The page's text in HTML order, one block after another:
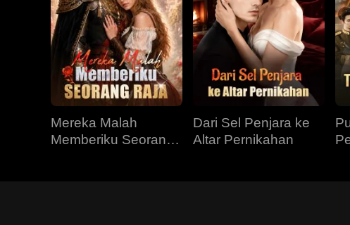
Mereka Malah
Memberiku Seorang
Dari Sel Penjara ke
Altar Pernikahan